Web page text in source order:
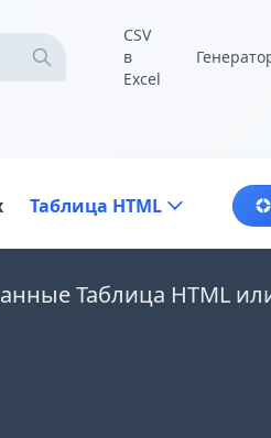
CSV
в
Excel
Таблица HTML
Таблица HTML